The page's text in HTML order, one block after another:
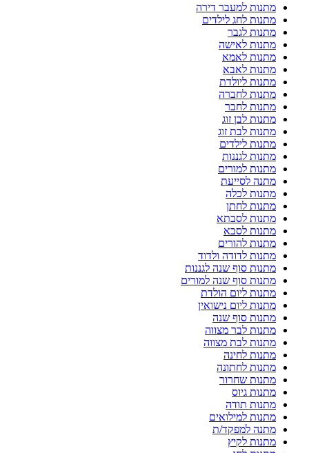
מתנות למעבר דירה
מתנות לחג לילדים
מתנות לגבר
מתנות לאישה
מתנות לאמא
מתנות לאבא
מתנות ליולדת
מתנות לחברה
מתנות לחבר
מתנות לבן זוג
מתנות לבת זוג
מתנות לילדים
מתנות לגננות
מתנות למורים
מתנה לסייעת
מתנות לכלה
מתנות לחתן
מתנות לסבתא
מתנות לסבא
מתנות להורים
מתנות לדודה ולדוד
מתנות סוף שנה לגננות
מתנות סוף שנה למורים
מתנות ליום הולדת
מתנות ליום נישואין
מתנות סוף שנה
מתנות לבר מצווה
מתנות לבת מצווה
מתנות לחינה
מתנות לחתונה
מתנות שחרור
מתנות גיוס
מתנות תודה
מתנות למילואים
מתנה למפקד/ת
מתנות לקיץ